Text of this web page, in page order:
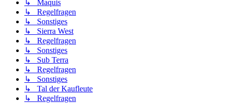
↳ Maquis
↳ Regelfragen
↳ Sonstiges
↳ Sierra West
↳ Regelfragen
↳ Sonstiges
↳ Sub Terra
↳ Regelfragen
↳ Sonstiges
↳ Tal der Kaufleute
↳ Regelfragen